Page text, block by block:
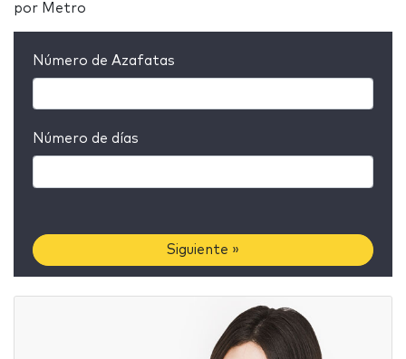
por Metro
Número de Azafatas
Número de días
Siguiente »